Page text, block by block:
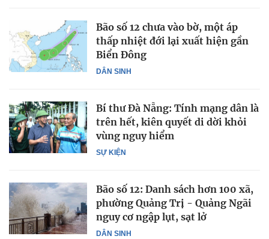
DÂN SINH
Bão số 12 chưa vào bờ, một áp
thấp nhiệt đới lại xuất hiện gần
Biển Đông
SỰ KIỆN
Bí thư Đà Nẵng: Tính mạng dân là
trên hết, kiên quyết di dời khỏi
vùng nguy hiểm
DÂN SINH
Bão số 12: Danh sách hơn 100 xã,
phường Quảng Trị - Quảng Ngãi
nguy cơ ngập lụt, sạt lở